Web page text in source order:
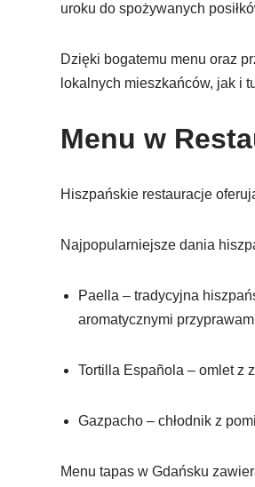
uroku do spożywanych
Dzięki bogatemu menu oraz
lokalnych mieszkańców, jak i
Menu w
Hiszpańskie restauracje
Najpopularniejsze dania
Paella – tradycyjna
aromatycznymi
Tortilla Española – omlet z
Gazpacho – chłodnik z
Menu tapas w Gdańsku